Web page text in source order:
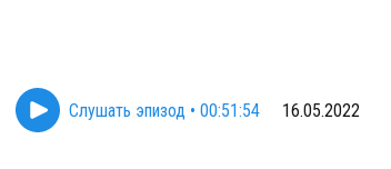
Слушать эпизод • 00:51:54 16.05.2022